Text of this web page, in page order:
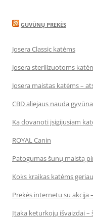
GUVŪNŲ PREKĖS
Josera Classic katėms
Josera sterilizuotoms
Josera maistas katėms –
CBD aliejaus nauda
Ką dovanoti įsigijusiam
ROYAL Canin
Patogumas šunų maistą
Koks kraikas katėms
Prekės internetu su akcija
Įtaka keturkojų išvaizdai –